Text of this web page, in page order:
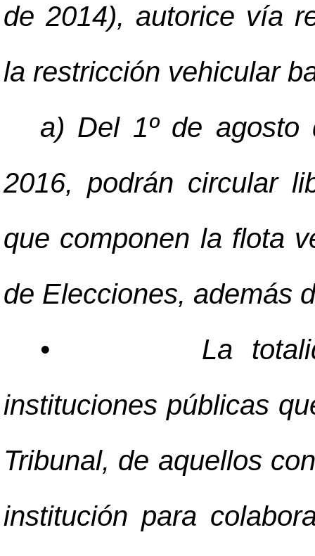
de 2014), autorice vía
la restricción vehicular
a) Del 1º de
2016, podrán circular
que componen la flota
de Elecciones, además
•
La
instituciones públicas
Tribunal, de aquellos
institución para